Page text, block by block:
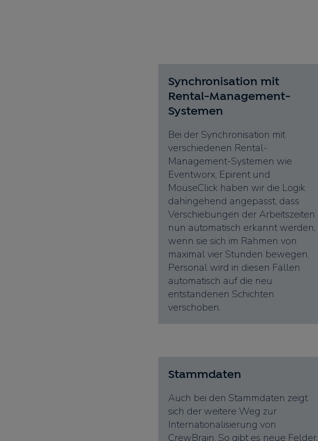
Synchronisation mit
Rental-Management-
Systemen
Bei der Synchronisation mit
verschiedenen Rental-
Management-Systemen wie
Eventworx, Epirent und
MouseClick haben wir die Logik
dahingehend angepasst, dass
Verschiebungen der Arbeitszeiten
nun automatisch erkannt werden,
wenn sie sich im Rahmen von
maximal vier Stunden bewegen.
Personal wird in diesen Fällen
automatisch auf die neu
entstandenen Schichten
verschoben.
Stammdaten
Auch bei den Stammdaten zeigt
sich der weitere Weg zur
Internationalisierung von
CrewBrain. So gibt es neue Felder,